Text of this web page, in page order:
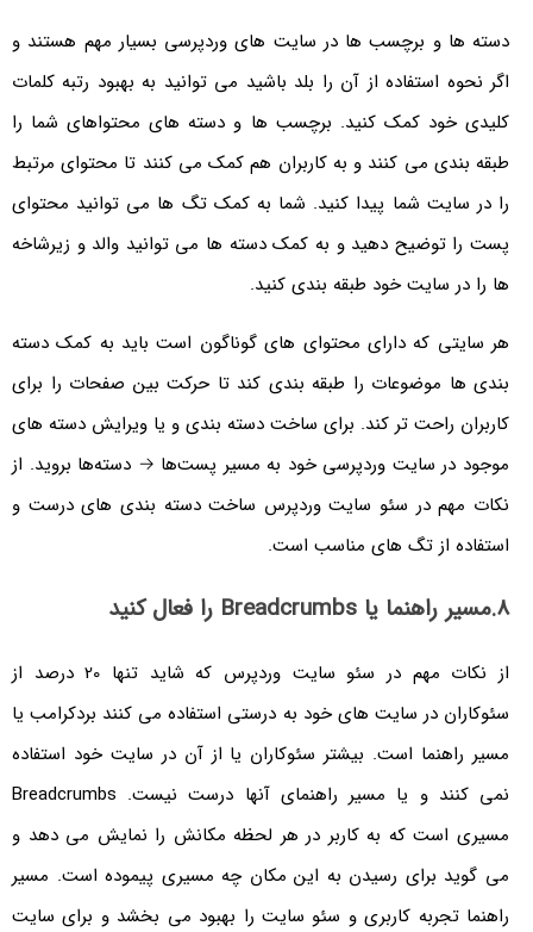
دسته ها و برچسب ها در سایت های وردپرسی بسیار مهم هستند و
اگر نحوه استفاده از آن را بلد باشید می توانید به بهبود رتبه کلمات
کلیدی خود کمک کنید. برچسب ها و دسته های محتواهای شما را
طبقه بندی می کنند و به کاربران هم کمک می کنند تا محتوای مرتبط
را در سایت شما پیدا کنید. شما به کمک تگ ها می توانید محتوای
پست را توضیح دهید و به کمک دسته ها می توانید والد و زیرشاخه
ها را در سایت خود طبقه بندی کنید.
هر سایتی که دارای محتوای های گوناگون است باید به کمک دسته
بندی ها موضوعات را طبقه بندی کند تا حرکت بین صفحات را برای
کاربران راحت تر کند. برای ساخت دسته بندی و یا ویرایش دسته های
موجود در سایت وردپرسی خود به مسیر پست‌ها → دسته‌ها بروید. از
نکات مهم در سئو سایت وردپرس ساخت دسته بندی های درست و
استفاده از تگ های مناسب است.
8.مسیر راهنما یا Breadcrumbs را فعال کنید
از نکات مهم در سئو سایت وردپرس که شاید تنها 20 درصد از
سئوکاران در سایت های خود به درستی استفاده می کنند بردکرامب یا
مسیر راهنما است. بیشتر سئوکاران یا از آن در سایت خود استفاده
نمی کنند و یا مسیر راهنمای آنها درست نیست. Breadcrumbs
مسیری است که به کاربر در هر لحظه مکانش را نمایش می دهد و
می گوید برای رسیدن به این مکان چه مسیری پیموده است. مسیر
راهنما تجربه کاربری و سئو سایت را بهبود می بخشد و برای سایت